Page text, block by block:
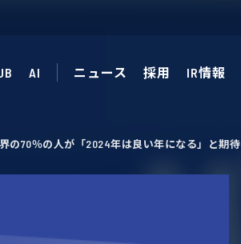
AI ニュース 採用 IR情報
の70％の人が「2024年は良い年になる」と期待